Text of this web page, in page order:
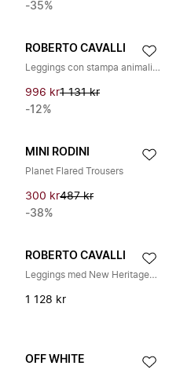
-35%
ROBERTO CAVALLI
Leggings con stampa animalier
996 kr1 131 kr
-12%
MINI RODINI
Planet Flared Trousers
300 kr487 kr
-38%
ROBERTO CAVALLI
Leggings med New Heritage-tryck
1 128 kr
OFF WHITE